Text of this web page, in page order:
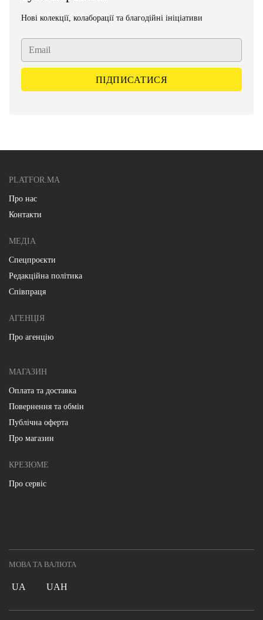
Нові колекції, колаборації та благодійні ініціативи
PLATFOR.MA
Про нас
Контакти
МЕДІА
Спецпроєкти
Редакційна політика
Співпраця
АГЕНЦІЯ
Про агенцію
МАГАЗИН
Оплата та доставка
Повернення та обмін
Публічна оферта
Про магазин
КРЕЗЮМЕ
Про сервіс
МОВА ТА ВАЛЮТА
UA UAH